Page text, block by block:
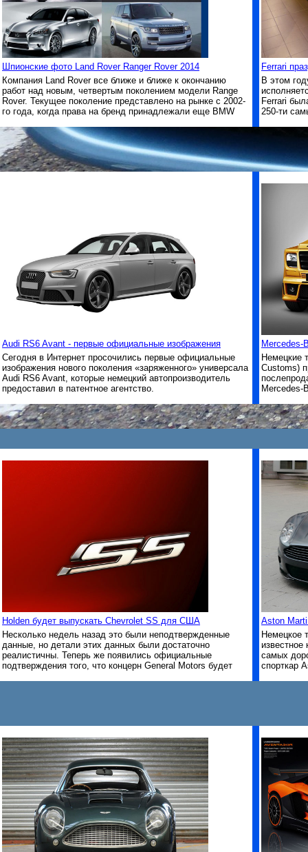
Шпионские фото Land Rover Ranger Rover 2014
Компания Land Rover все ближе и ближе к окончанию
работ над новым, четвертым поколением модели Range
Rover. Текущее поколение представлено на рынке с 2002-
го года, когда права на бренд принадлежали еще BMW
Ferrari
В этом
Ferrari
250-ти
Audi RS6 Avant - первые официальные изображения
Сегодня в Интернет просочились первые официальные
изображения нового поколения «заряженного» универсала
Audi RS6 Avant, которые немецкий автопроизводитель
предоставил в патентное агентство.
Mercedes-
Немецкие
Customs)
Mercedes-
Holden будет выпускать Chevrolet SS для США
Несколько недель назад это были неподтвержденные
данные, но детали этих данных были достаточно
реалистичны. Теперь же появились официальные
подтверждения того, что концерн General Motors будет
Aston
Немецкое
известное
самых
спорткар